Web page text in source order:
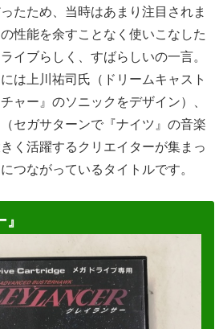
たため、当時はあまり注目されま
性能を余すことなく使いこなした
イブらしく、すばらしいの一言。
は上川祐司氏（ドリームキャスト
ャー』のソニックをデザイン）、
セガサターンで『ナイツ』の音楽
く活躍するクリエイターが集まっ
つながっているタイトルです。